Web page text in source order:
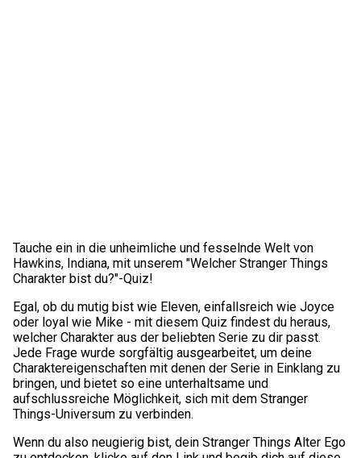
Tauche ein in die unheimliche und fesselnde Welt von
Hawkins, Indiana, mit unserem "Welcher Stranger Things
Charakter bist du?"-Quiz!
Egal, ob du mutig bist wie Eleven, einfallsreich wie Joyce
oder loyal wie Mike - mit diesem Quiz findest du heraus,
welcher Charakter aus der beliebten Serie zu dir passt.
Jede Frage wurde sorgfältig ausgearbeitet, um deine
Charaktereigenschaften mit denen der Serie in Einklang zu
bringen, und bietet so eine unterhaltsame und
aufschlussreiche Möglichkeit, sich mit dem Stranger
Things-Universum zu verbinden.
Wenn du also neugierig bist, dein Stranger Things Alter Ego